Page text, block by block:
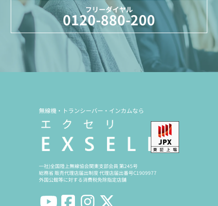
フリーダイヤル
0120-880-200
無線機・トランシーバー・インカムなら
一社)全国陸上無線協会関東支部会員 第245号
総務省 販売代理店届出制度 代理店届出番号C1909977
外国公館等に対する消費税免除指定店舗